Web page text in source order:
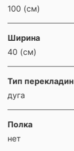
100 (см)
Ширина
40 (см)
Тип перекладин
дуга
Полка
нет